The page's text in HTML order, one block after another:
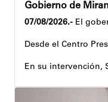
07/08/2026.- El
Desde el Centro
En su intervención,
Igualmente, explicó